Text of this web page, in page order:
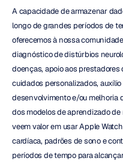
A capacidade de armazenar
longo de grandes períodos de
oferecemos à nossa
diagnóstico de distúrbios
doenças, apoio aos
cuidados personalizados,
desenvolvimento e/ou melhoria
dos modelos de aprendizado
veem valor em usar Apple
cardíaca, padrões de sono e
períodos de tempo para